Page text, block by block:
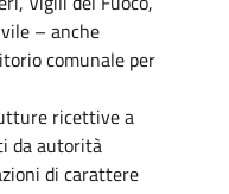
– anche
comunale per
ricettive a
da autorità
di carattere